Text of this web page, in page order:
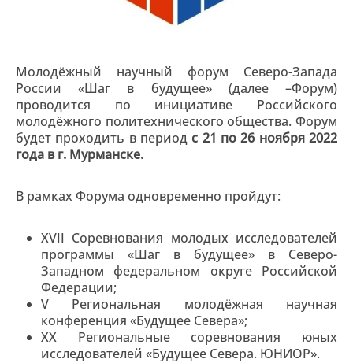
Молодёжный научный форум Северо-Запада
России «Шаг в будущее» (далее –Форум)
проводится по инициативе Российского
молодёжного политехнического общества. Форум
будет проходить в период с 21 по 26 ноября 2022
года в г. Мурманске.
В рамках Форума одновременно пройдут:
XVII Соревнования молодых исследователей
программы «Шаг в будущее» в Северо-
Западном федеральном округе Российской
Федерации;
V Региональная молодёжная научная
конференция «Будущее Севера»;
XX Региональные соревнования юных
исследователей «Будущее Севера. ЮНИОР».